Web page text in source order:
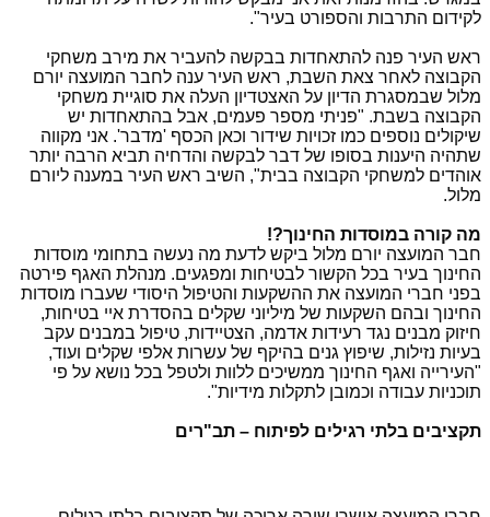
לקידום התרבות והספורט בעיר".
ראש העיר פנה להתאחדות בבקשה להעביר את מירב משחקי
הקבוצה לאחר צאת השבת, ראש העיר ענה לחבר המועצה יורם
מלול שבמסגרת הדיון על האצטדיון העלה את סוגיית משחקי
הקבוצה בשבת. "פניתי מספר פעמים, אבל בהתאחדות יש
שיקולים נוספים כמו זכויות שידור וכאן הכסף 'מדבר'. אני מקווה
שתהיה היענות בסופו של דבר לבקשה והדחיה תביא הרבה יותר
אוהדים למשחקי הקבוצה בבית", השיב ראש העיר במענה ליורם
מלול.
מה קורה במוסדות החינוך?!
חבר המועצה יורם מלול ביקש לדעת מה נעשה בתחומי מוסדות
החינוך בעיר בכל הקשור לבטיחות ומפגעים. מנהלת האגף פירטה
בפני חברי המועצה את ההשקעות והטיפול היסודי שעברו מוסדות
החינוך ובהם השקעות של מיליוני שקלים בהסדרת איי בטיחות,
חיזוק מבנים נגד רעידות אדמה, הצטיידות, טיפול במבנים עקב
בעיות נזילות, שיפוץ גנים בהיקף של עשרות אלפי שקלים ועוד,
"העירייה ואגף החינוך ממשיכים ללוות ולטפל בכל נושא על פי
תוכניות עבודה וכמובן לתקלות מידיות".
תקציבים בלתי רגילים לפיתוח – תב"רים